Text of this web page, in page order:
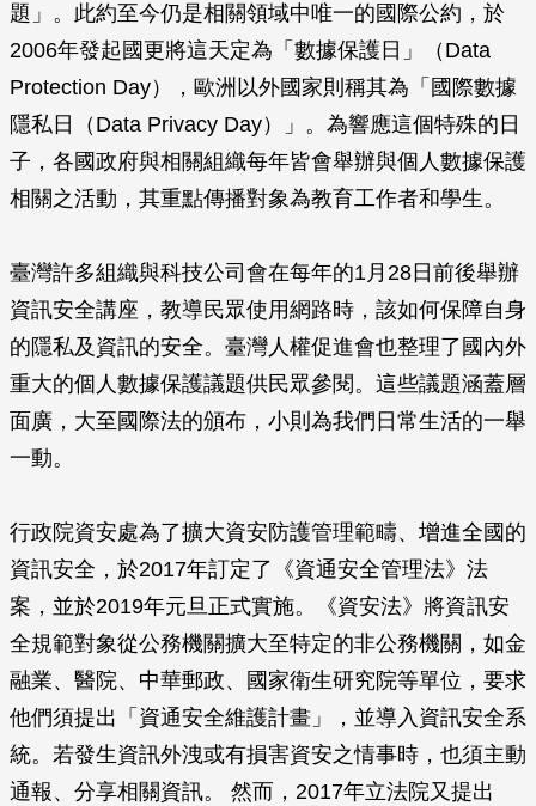
題」。此約至今仍是相關領域中唯一的國際公約，於
2006年發起國更將這天定為「數據保護日」（Data
Protection Day），歐洲以外國家則稱其為「國際數據
隱私日（Data Privacy Day）」。為響應這個特殊的日
子，各國政府與相關組織每年皆會舉辦與個人數據保護
相關之活動，其重點傳播對象為教育工作者和學生。
臺灣許多組織與科技公司會在每年的1月28日前後舉辦
資訊安全講座，教導民眾使用網路時，該如何保障自身
的隱私及資訊的安全。臺灣人權促進會也整理了國內外
重大的個人數據保護議題供民眾參閱。這些議題涵蓋層
面廣，大至國際法的頒布，小則為我們日常生活的一舉
一動。
行政院資安處為了擴大資安防護管理範疇、增進全國的
資訊安全，於2017年訂定了《資通安全管理法》法
案，並於2019年元旦正式實施。《資安法》將資訊安
全規範對象從公務機關擴大至特定的非公務機關，如金
融業、醫院、中華郵政、國家衛生研究院等單位，要求
他們須提出「資通安全維護計畫」，並導入資訊安全系
統。若發生資訊外洩或有損害資安之情事時，也須主動
通報、分享相關資訊。 然而，2017年立法院又提出